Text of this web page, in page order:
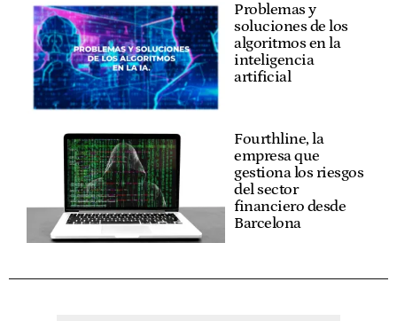
Problemas y
soluciones de los
algoritmos en la
inteligencia
artificial
Fourthline, la
empresa que
gestiona los riesgos
del sector
financiero desde
Barcelona